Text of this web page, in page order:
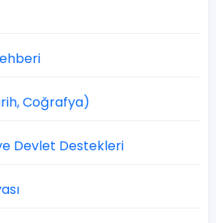
Coğrafya)
Devlet Destekleri